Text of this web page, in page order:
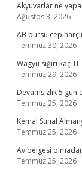
Akyuvarlar ne
Ağustos 3, 2026
AB bursu cep
Temmuz 30, 2026
Wagyu sığırı kaç TL
Temmuz 29, 2026
Devamsızlık 5
Temmuz 25, 2026
Kemal Sunal
Temmuz 25, 2026
Av belgesi
Temmuz 25, 2026